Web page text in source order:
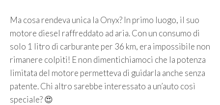
Ma cosa rendeva unica la Onyx? In primo luogo, il suo
motore diesel raffreddato ad aria. Con un consumo di
solo 1 litro di carburante per 36 km, era impossibile non
rimanere colpiti! E non dimentichiamoci che la potenza
limitata del motore permetteva di guidarla anche senza
patente. Chi altro sarebbe interessato a un’auto così
speciale? 😍